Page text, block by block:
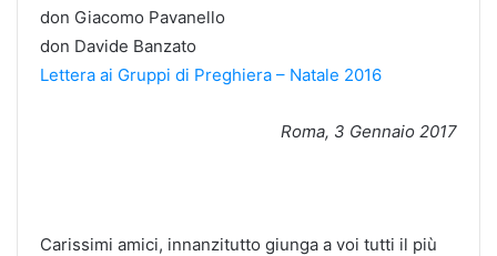
don Giacomo Pavanello
don Davide Banzato
Lettera ai Gruppi di Preghiera – Natale 2016
Roma, 3 Gennaio 2017
Carissimi amici, innanzitutto giunga a voi tutti il più